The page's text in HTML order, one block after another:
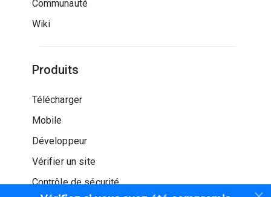
Communauté
Wiki
Produits
Télécharger
Mobile
Développeur
Vérifier un site
Contrôle de sécurité